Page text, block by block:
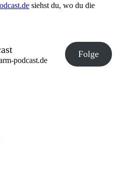
siehst du, wo du die
podcast.de
Folge